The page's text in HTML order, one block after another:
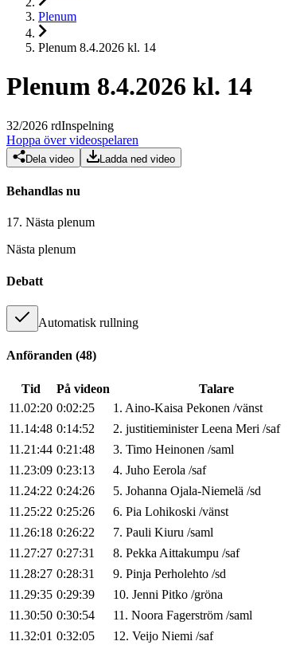
Plenum
Plenum 8.4.2026 kl. 14
Plenum 8.4.2026 kl. 14
32/2026 rdInspelning
Hoppa över videospelaren
Dela video Ladda ned video
Behandlas nu
17. Nästa plenum
Nästa plenum
Debatt
Automatisk rullning
Anföranden (48)
Tid På videon Talare
11.02:20 0:02:25 1. Aino-Kaisa Pekonen /vänst
11.14:48 0:14:52 2. justitieminister Leena Meri /saf
11.21:44 0:21:48 3. Timo Heinonen /saml
11.23:09 0:23:13 4. Juho Eerola /saf
11.24:22 0:24:26 5. Johanna Ojala-Niemelä /sd
11.25:22 0:25:26 6. Pia Lohikoski /vänst
11.26:18 0:26:22 7. Pauli Kiuru /saml
11.27:27 0:27:31 8. PekkaAittakumpu /saf
11.28:27 0:28:31 9. Pinja Perholehto /sd
11.29:35 0:29:39 10. Jenni Pitko /gröna
11.30:50 0:30:54 11. Noora Fagerström /saml
11.32:01 0:32:05 12. Veijo Niemi /saf